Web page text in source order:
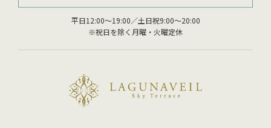
平日12:00～19:00／土日祝9:00～20:00
※祝日を除く月曜・火曜定休